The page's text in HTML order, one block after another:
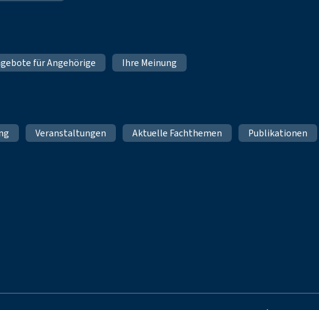
für Angehörige Ihre Meinung
Veranstaltungen Aktuelle Fachthemen Publikationen